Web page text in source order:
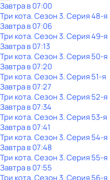
Завтра в 07:00
Три кота. Сезон 3. Серия 48-я
Завтра в 07:06
Три кота. Сезон 3. Серия 49-я
Завтра в 07:13
Три кота. Сезон 3. Серия 50-я
Завтра в 07:20
Три кота. Сезон 3. Серия 51-я
Завтра в 07:27
Три кота. Сезон 3. Серия 52-я
Завтра в 07:34
Три кота. Сезон 3. Серия 53-я
Завтра в 07:41
Три кота. Сезон 3. Серия 54-я
Завтра в 07:48
Три кота. Сезон 3. Серия 55-я
Завтра в 07:55
Три кота. Сезон 3. Серия 56-я